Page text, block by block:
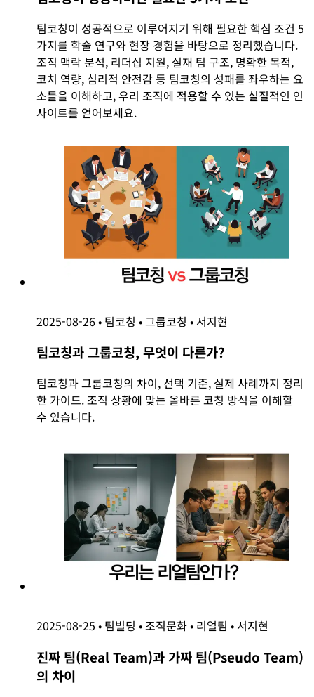
팀코칭이 성공적으로 이루어지기 위해 필요한 핵심 조건 5
가지를 학술 연구와 현장 경험을 바탕으로 정리했습니다.
조직 맥락 분석, 리더십 지원, 실재 팀 구조, 명확한 목적,
코치 역량, 심리적 안전감 등 팀코칭의 성패를 좌우하는 요
소들을 이해하고, 우리 조직에 적용할 수 있는 실질적인 인
사이트를 얻어보세요.
2025-08-26• 팀코칭 •그룹코칭 • 서지현
팀코칭과 그룹코칭, 무엇이 다른가?
팀코칭과 그룹코칭의 차이, 선택 기준, 실제 사례까지 정리
한 가이드. 조직 상황에 맞는 올바른 코칭 방식을 이해할
수 있습니다.
2025-08-25 • 팀빌딩 •조직문화• 리얼팀 • 서지현
진짜 팀(Real Team)과 가짜 팀(Pseudo Team)
의 차이